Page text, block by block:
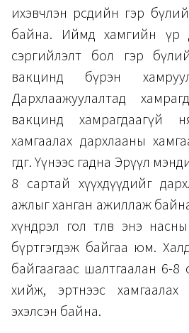
ихэвчлэн өөрсдийн гэр
байна. Иймд хамгийн үр
сэргийлэлт бол гэр
вакцинд бүрэн
Дархлаажуулалтад
вакцинд хамрагдаагүй
хамгаалах дархлааны
өгдөг. Үүнээс гадна Эрүүл
8 сартай хүүхдүүдийг
ажлыг ханган ажиллаж
хүндрэл гол төлөв энэ
бүртгэгдэж байгаа юм.
байгаагаас шалтгаалан 6-
хийж, эртнээс
эхэлсэн байна.